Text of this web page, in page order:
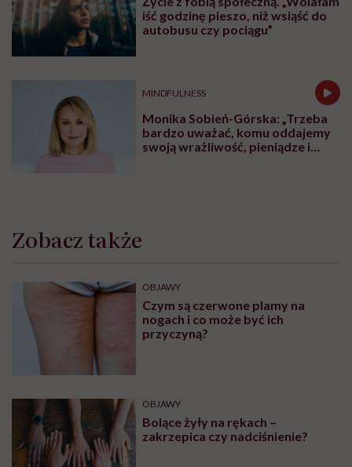
iść godzinę pieszo, niż wsiąść do
autobusu czy pociągu”
MINDFULNESS
Monika Sobień-Górska: „Trzeba
bardzo uważać, komu oddajemy
swoją wrażliwość, pieniądze i
Zobacz także
OBJAWY
Czym są czerwone plamy na
nogach i co może być ich
przyczyną?
OBJAWY
Bolące żyły na rękach –
zakrzepica czy nadciśnienie?